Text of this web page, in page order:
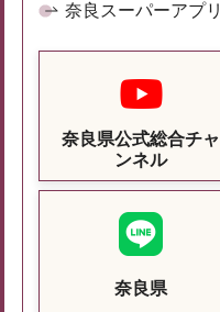
奈良スーパーアプリ
奈良県公式総合チャ
ンネル
奈良県